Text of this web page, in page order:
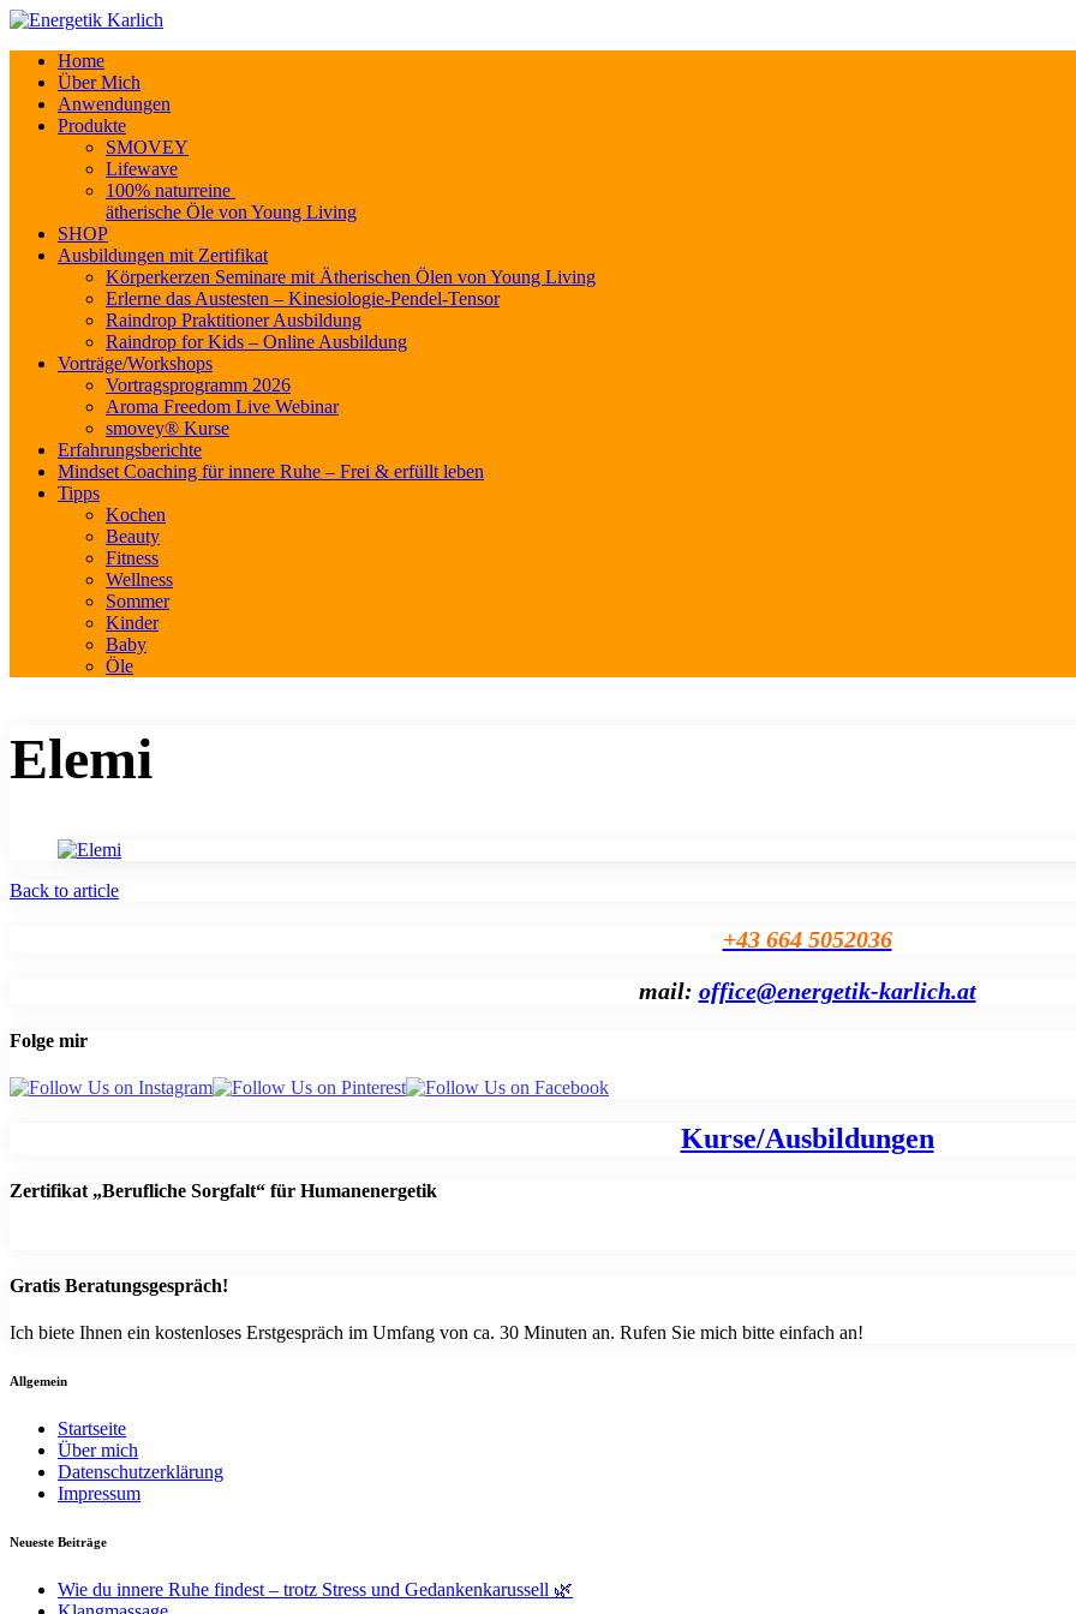
Home
Über Mich
Anwendungen
Produkte
SMOVEY
Lifewave
100% naturreine
ätherische Öle von Young Living
SHOP
Ausbildungen mit Zertifikat
Körperkerzen Seminare mit Ätherischen Ölen von Young Living
Erlerne das Austesten – Kinesiologie-Pendel-Tensor
Raindrop Praktitioner Ausbildung
Raindrop for Kids – Online Ausbildung
Vorträge/Workshops
Vortragsprogramm 2026
Aroma Freedom Live Webinar
smovey® Kurse
Erfahrungsberichte
Mindset Coaching für innere Ruhe – Frei & erfüllt leben
Tipps
Kochen
Beauty
Fitness
Wellness
Sommer
Kinder
Baby
Öle
Elemi
Back to article
+43 664 5052036
mail: office@energetik-karlich.at
Folge mir
Kurse/Ausbildungen
Zertifikat „Berufliche Sorgfalt“ für Humanenergetik
Gratis Beratungsgespräch!
Ich biete Ihnen ein kostenloses Erstgespräch im Umfang von ca. 30 Minuten an. Rufen Sie mich bitte einfach an!
Allgemein
Startseite
Über mich
Datenschutzerklärung
Impressum
Neueste Beiträge
Wie du innere Ruhe findest – trotz Stress und Gedankenkarussell 🌿